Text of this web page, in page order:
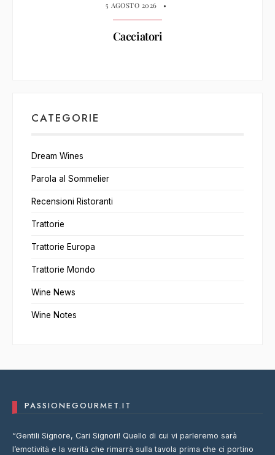
5 AGOSTO 2026 •
Cacciatori
CATEGORIE
Dream Wines
Parola al Sommelier
Recensioni Ristoranti
Trattorie
Trattorie Europa
Trattorie Mondo
Wine News
Wine Notes
PASSIONEGOURMET.IT
“Gentili Signore, Cari Signori! Quello di cui vi parleremo sarà
l’emotività e la verità che rimarrà sulla tavola prima che ci portino